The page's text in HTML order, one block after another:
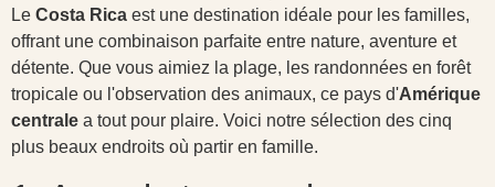
Le Costa Rica est une destination idéale pour les familles,
offrant une combinaison parfaite entre nature, aventure et
détente. Que vous aimiez la plage, les randonnées en forêt
tropicale ou l'observation des animaux, ce pays d'Amérique
centrale a tout pour plaire. Voici notre sélection des cinq
plus beaux endroits où partir en famille.